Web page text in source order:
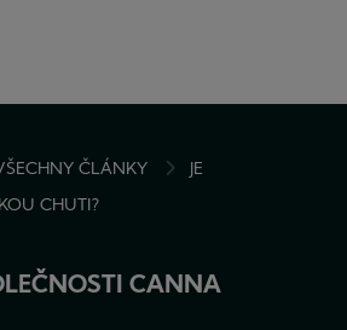
ČLÁNKY
JE
CHUTI?
CANNA